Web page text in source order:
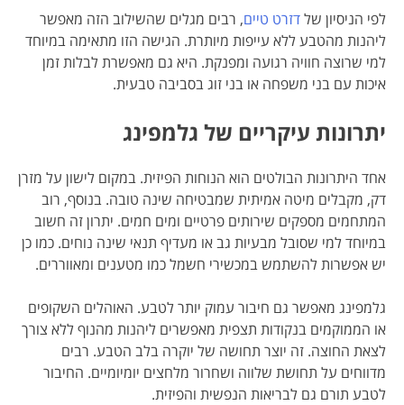
לפי הניסיון שלדזרט טיים, רבים מגלים שהשילוב הזה מאפשר
ליהנות מהטבע ללא עייפות מיותרת. הגישה הזו מתאימה במיוחד
למי שרוצה חוויה רגועה ומפנקת. היא גם מאפשרת לבלות זמן
איכות עם בני משפחה או בני זוג בסביבה טבעית.
יתרונות עיקריים של גלמפינג
אחד היתרונות הבולטים הוא הנוחות הפיזית. במקום לישון על מזרן
דק, מקבלים מיטה אמיתית שמבטיחה שינה טובה. בנוסף, רוב
המתחמים מספקים שירותים פרטיים ומים חמים. יתרון זה חשוב
במיוחד למי שסובל מבעיות גב או מעדיף תנאי שינה נוחים. כמו כן
יש אפשרות להשתמש במכשירי חשמל כמו מטענים ומאווררים.
גלמפינג מאפשר גם חיבור עמוק יותר לטבע. האוהלים השקופים
או הממוקמים בנקודות תצפית מאפשרים ליהנות מהנוף ללא צורך
לצאת החוצה. זה יוצר תחושה של יוקרה בלב הטבע. רבים
מדווחים על תחושת שלווה ושחרור מלחצים יומיומיים. החיבור
לטבע תורם גם לבריאות הנפשית והפיזית.